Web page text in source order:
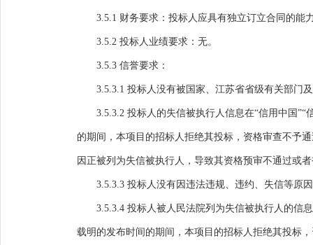
3.5.1 财务要求：投标人应具有独立订立合同的能
3.5.2 投标人 业绩要求： 无。
3.5.3 信誉要求：
3.5.3.1 投标人没有被国家、江苏省省级有关部门
3.5.3.2 投标人的失信被执行人信息在“信用中国
的期间，本项目的招标人拒绝其投标，资格审查不予
因正被列为失信被执行人，导致其资格预审不通过或
3.5.3.3 投标人没有因违法违规、违约、失信等原
3.5.3.4 投标人被人民法院列为失信被执行人的信
载明的发布时间的期间，本项目的招标人拒绝其投标